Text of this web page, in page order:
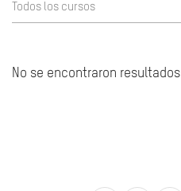
Todos los cursos
No se encontraron resultados